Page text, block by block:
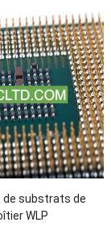
de substrats de
WLP